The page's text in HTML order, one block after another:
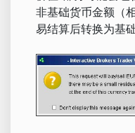
非基础货币金额（
易结算后转换为基础